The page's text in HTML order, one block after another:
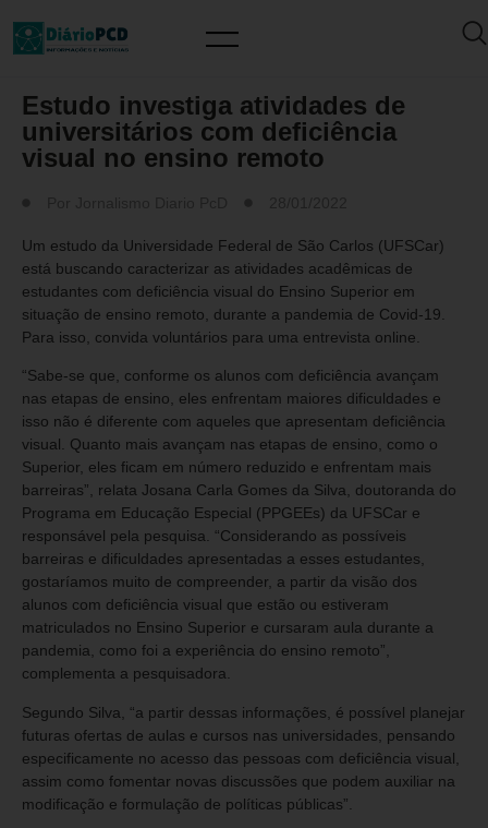
Estudo investiga atividades de
universitários com deficiência
visual no ensino remoto
Um estudo da Universidade Federal de São Carlos (UFSCar)
está buscando caracterizar as atividades acadêmicas de
estudantes com deficiência visual do Ensino Superior em
situação de ensino remoto, durante a pandemia de Covid-19.
Para isso, convida voluntários para uma entrevista online.
“Sabe-se que, conforme os alunos com deficiência avançam
nas etapas de ensino, eles enfrentam maiores dificuldades e
isso não é diferente com aqueles que apresentam deficiência
visual. Quanto mais avançam nas etapas de ensino, como o
Superior, eles ficam em número reduzido e enfrentam mais
barreiras”, relata Josana Carla Gomes da Silva, doutoranda do
Programa em Educação Especial (PPGEEs) da UFSCar e
responsável pela pesquisa. “Considerando as possíveis
barreiras e dificuldades apresentadas a esses estudantes,
gostaríamos muito de compreender, a partir da visão dos
alunos com deficiência visual que estão ou estiveram
matriculados no Ensino Superior e cursaram aula durante a
pandemia, como foi a experiência do ensino remoto”,
complementa a pesquisadora.
Segundo Silva, “a partir dessas informações, é possível planejar
futuras ofertas de aulas e cursos nas universidades, pensando
especificamente no acesso das pessoas com deficiência visual,
assim como fomentar novas discussões que podem auxiliar na
modificação e formulação de políticas públicas”.